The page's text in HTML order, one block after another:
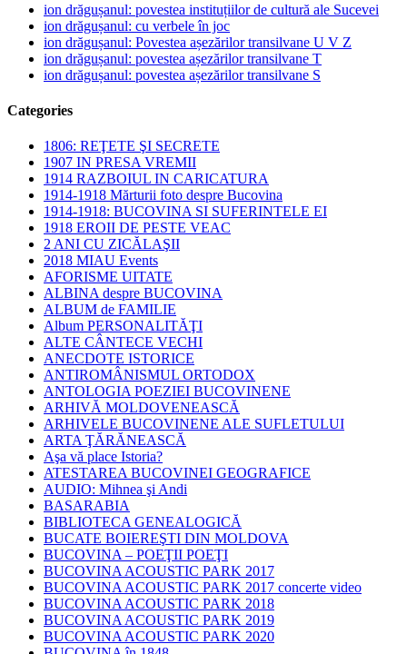
ion drăgușanul: povestea instituțiilor de cultură ale Sucevei
ion drăgușanul: cu verbele în joc
ion drăgușanul: Povestea așezărilor transilvane U V Z
ion drăgușanul: povestea așezărilor transilvane T
ion drăgușanul: povestea așezărilor transilvane S
Categories
1806: REŢETE ŞI SECRETE
1907 IN PRESA VREMII
1914 RAZBOIUL IN CARICATURA
1914-1918 Mărturii foto despre Bucovina
1914-1918: BUCOVINA SI SUFERINTELE EI
1918 EROII DE PESTE VEAC
2 ANI CU ZICĂLAŞII
2018 MIAU Events
AFORISME UITATE
ALBINA despre BUCOVINA
ALBUM de FAMILIE
Album PERSONALITĂŢI
ALTE CÂNTECE VECHI
ANECDOTE ISTORICE
ANTIROMÂNISMUL ORTODOX
ANTOLOGIA POEZIEI BUCOVINENE
ARHIVĂ MOLDOVENEASCĂ
ARHIVELE BUCOVINENE ALE SUFLETULUI
ARTA ŢĂRĂNEASCĂ
Aşa vă place Istoria?
ATESTAREA BUCOVINEI GEOGRAFICE
AUDIO: Mihnea şi Andi
BASARABIA
BIBLIOTECA GENEALOGICĂ
BUCATE BOIEREŞTI DIN MOLDOVA
BUCOVINA – POEŢII POEŢI
BUCOVINA ACOUSTIC PARK 2017
BUCOVINA ACOUSTIC PARK 2017 concerte video
BUCOVINA ACOUSTIC PARK 2018
BUCOVINA ACOUSTIC PARK 2019
BUCOVINA ACOUSTIC PARK 2020